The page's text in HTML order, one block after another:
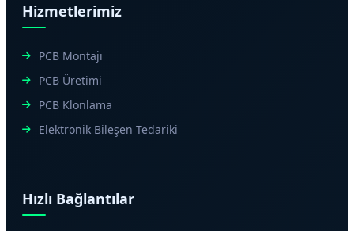
Hizmetlerimiz
PCB Montajı
PCB Üretimi
PCB Klonlama
Elektronik Bileşen Tedariki
Hızlı Bağlantılar